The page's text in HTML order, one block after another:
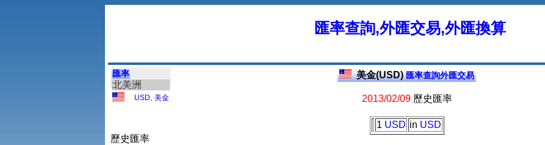
匯率查詢,外匯交易,外匯換算
匯率
北美洲
USD 美金
歷史匯率
美金(USD)匯率查詢外匯交易
2013/02/09歷史匯率
1 USD in USD